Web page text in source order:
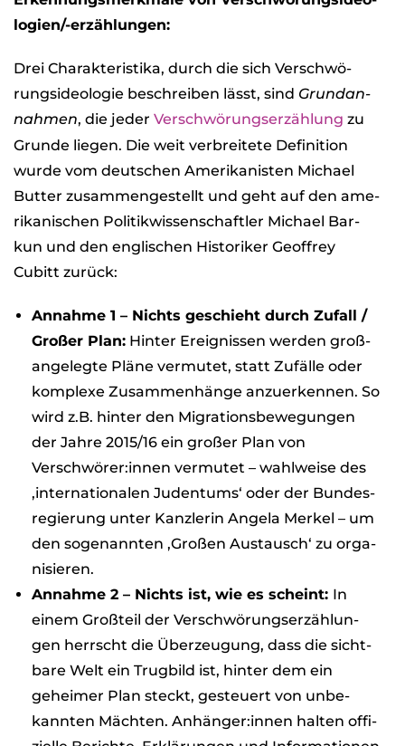
lo­gien/-erzäh­lun­gen:
Drei Cha­rak­te­ris­tika, durch die sich Ver­schwö­
rungs­ideo­lo­gie beschrei­ben lässt, sind Grund­an­
nah­men, die jeder Ver­schwö­rungs­er­zäh­lung zu
Grunde lie­gen. Die weit ver­brei­tete Defi­ni­tion
wurde vom deut­schen Ame­ri­ka­nis­ten Michael
But­ter zusam­men­ge­stellt und geht auf den ame­
ri­ka­ni­schen Poli­tik­wis­sen­schaft­ler Michael Bar­
kun und den eng­li­schen His­to­ri­ker Geoffrey
Cubitt zurück:
Annahme 1 – Nichts geschieht durch Zufall /
Gro­ßer Plan: Hin­ter Ereig­nis­sen wer­den groß­
an­ge­legte Pläne ver­mu­tet, statt Zufälle oder
kom­plexe Zusam­men­hänge anzu­er­ken­nen. So
wird z.B. hin­ter den Migra­ti­ons­be­we­gun­gen
der Jahre 2015/16 ein gro­ßer Plan von
Verschwörer:innen ver­mu­tet – wahl­weise des
‚inter­na­tio­na­len Juden­tums‘ oder der Bun­des­
re­gie­rung unter Kanz­le­rin Angela Mer­kel – um
den soge­nann­ten ‚Gro­ßen Aus­tausch‘ zu orga­
ni­sie­ren.
Annahme 2 – Nichts ist, wie es scheint: In
einem Groß­teil der Ver­schwö­rungs­er­zäh­lun­
gen herrscht die Über­zeu­gung, dass die sicht­
bare Welt ein Trug­bild ist, hin­ter dem ein
gehei­mer Plan steckt, gesteu­ert von unbe­
kann­ten Mäch­ten. Anhänger:innen hal­ten offi­